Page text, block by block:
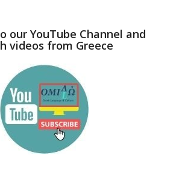
our YouTube Channel and
videos from Greece